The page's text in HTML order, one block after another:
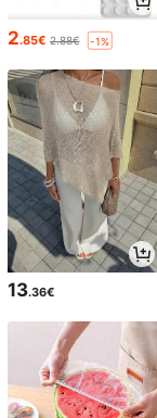
2.85€ 2.88€ -1%
13.36€